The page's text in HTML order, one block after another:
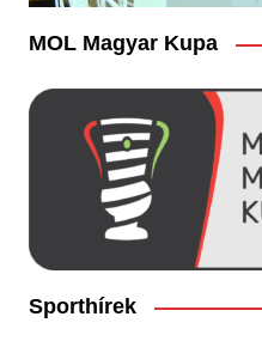
MOL Magyar Kupa
Sporthírek